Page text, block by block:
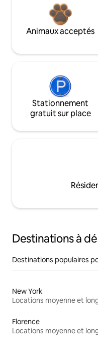
Animaux acceptés
Stationnement
gratuit sur place
Destinations à
Destinations populaires
New York
Florence